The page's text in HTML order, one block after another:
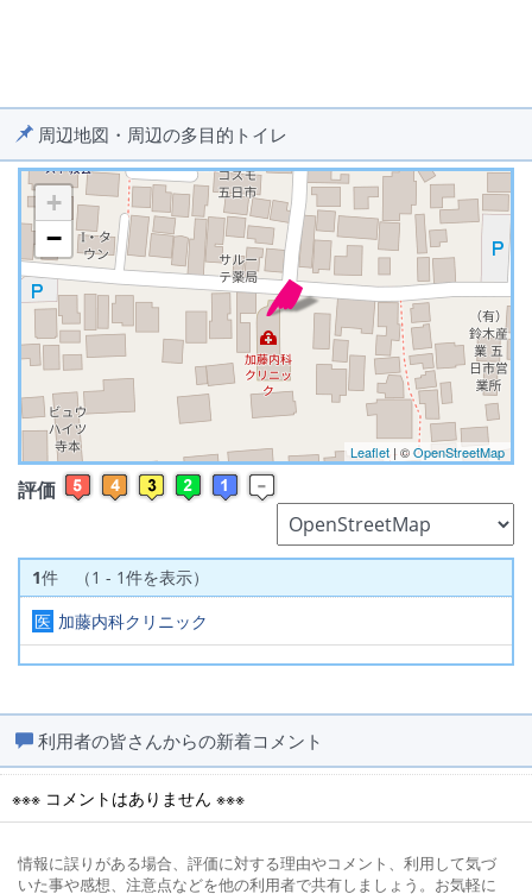
周辺地図・周辺の多目的トイレ
※ マップを検索、表示中です ※
+
−
Leaflet| ©OpenStreetMap
評価
1件 （1 - 1件を表示）
医 加藤内科クリニック
利用者の皆さんからの新着コメント
※※※ コメントはありません ※※※
情報に誤りがある場合、評価に対する理由やコメント、利用して気づ
いた事や感想、注意点などを他の利用者で共有しましょう。お気軽に